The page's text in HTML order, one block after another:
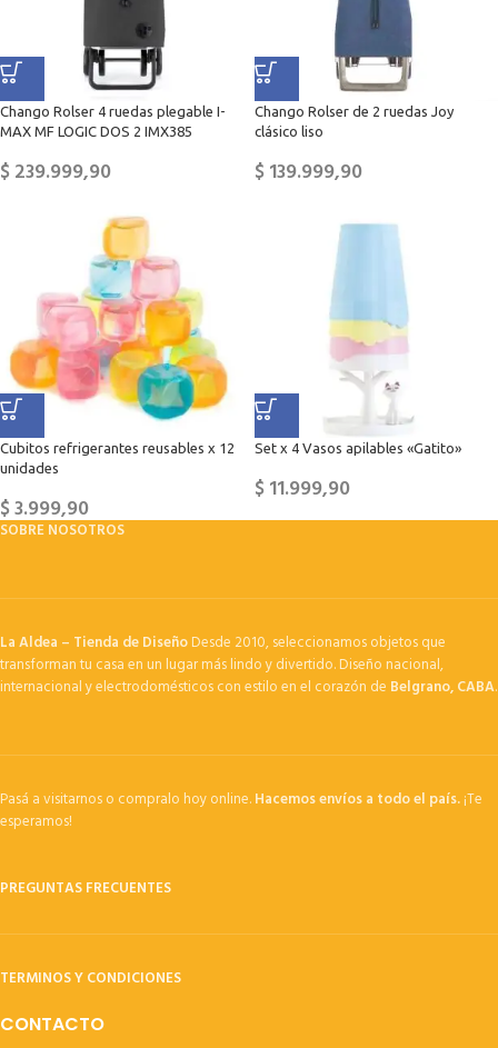
Chango Rolser 4 ruedas plegable I-
MAX MF LOGIC DOS 2 IMX385
$239.999,90
Chango Rolser de 2 ruedas Joy
clásico liso
$139.999,90
Cubitos refrigerantes reusables x 12
unidades
$3.999,90
Set x 4 Vasos apilables «Gatito»
$11.999,90
SOBRE NOSOTROS
La Aldea – Tienda de DiseñoDesde 2010, seleccionamos objetos que
transforman tu casa en un lugar más lindo y divertido. Diseño nacional,
internacional y electrodomésticos con estilo en el corazón de Belgrano, CABA.
Pasá a visitarnos o compralo hoy online.Hacemos envíos a todo el país.¡Te
esperamos!
PREGUNTAS FRECUENTES
TERMINOS Y CONDICIONES
CONTACTO